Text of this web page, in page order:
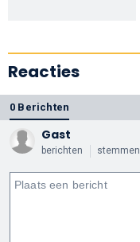
Reacties
0 Berichten
Gast
berichten stemmen